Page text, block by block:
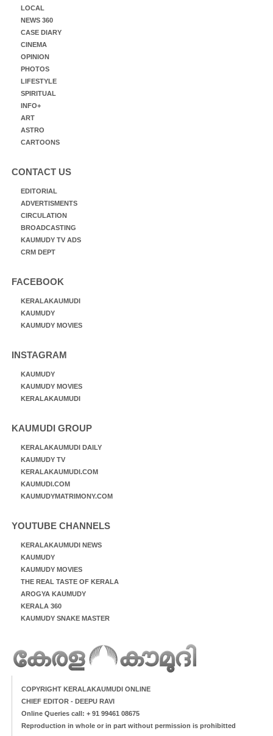
LOCAL
NEWS 360
CASE DIARY
CINEMA
OPINION
PHOTOS
LIFESTYLE
SPIRITUAL
INFO+
ART
ASTRO
CARTOONS
CONTACT US
EDITORIAL
ADVERTISMENTS
CIRCULATION
BROADCASTING
KAUMUDY TV ADS
CRM DEPT
FACEBOOK
KERALAKAUMUDI
KAUMUDY
KAUMUDY MOVIES
INSTAGRAM
KAUMUDY
KAUMUDY MOVIES
KERALAKAUMUDI
KAUMUDI GROUP
KERALAKAUMUDI DAILY
KAUMUDY TV
KERALAKAUMUDI.COM
KAUMUDI.COM
KAUMUDYMATRIMONY.COM
YOUTUBE CHANNELS
KERALAKAUMUDI NEWS
KAUMUDY
KAUMUDY MOVIES
THE REAL TASTE OF KERALA
AROGYA KAUMUDY
KERALA 360
KAUMUDY SNAKE MASTER
COPYRIGHT KERALAKAUMUDI ONLINE
CHIEF EDITOR - DEEPU RAVI
Online Queries call: + 91 99461 08675
Reproduction in whole or in part without permission is prohibitted